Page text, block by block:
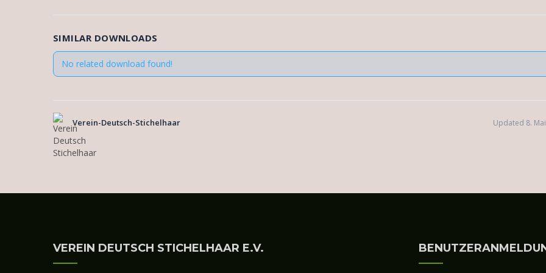
SIMILAR DOWNLOADS
No related download found!
Verein-Deutsch-Stichelhaar Updated 8.
VEREIN DEUTSCH STICHELHAAR E.V.